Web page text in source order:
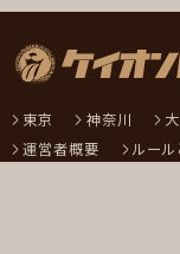
東京 神奈川
運営者概要
ルー